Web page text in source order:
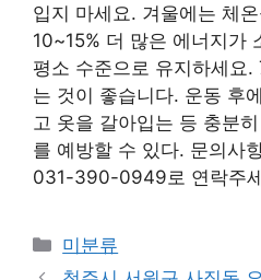
입지 마세요. 겨울에는 체
10~15% 더 많은 에너지가
평소 수준으로 유지하세요
는 것이 좋습니다. 운동 후
고 옷을 갈아입는 등 충분
를 예방할 수 있다. 문의사
031-390-0949로 연락주
Categories
미분류